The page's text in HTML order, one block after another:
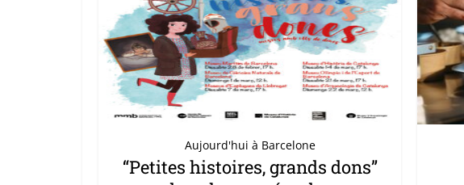
Aujourd'hui à Barcelone
“Petites histoires, grands dons”